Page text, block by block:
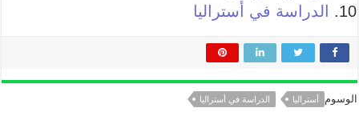
الدراسة في أستراليا
الوسوم أستراليا الدراسة في أستراليا